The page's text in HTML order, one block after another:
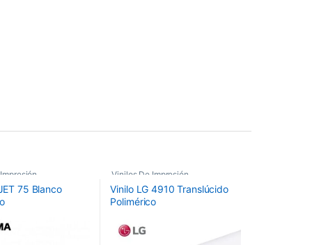
de producto
Permanente
Ritrama
75 Blanco
Vinilos De Impresión
Vinilos Translúcidos Backlight
Vinilo LG 4910 Translúcido
Polimérico